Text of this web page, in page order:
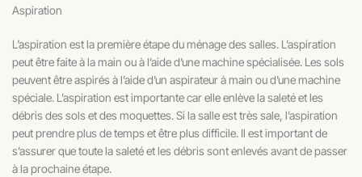
Aspiration
L’aspiration est la première étape du ménage des salles. L’aspiration
peut être faite à la main ou à l’aide d’une machine spécialisée. Les sols
peuvent être aspirés à l’aide d’un aspirateur à main ou d’une machine
spéciale. L’aspiration est importante car elle enlève la saleté et les
débris des sols et des moquettes. Si la salle est très sale, l’aspiration
peut prendre plus de temps et être plus difficile. Il est important de
s’assurer que toute la saleté et les débris sont enlevés avant de passer
à la prochaine étape.